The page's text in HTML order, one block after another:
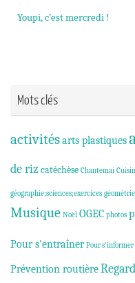
Youpi, c’est mercredi !
Mots clés
activitésarts plastiques
de riz catéchèse Chantemai
géographie;sciences;exercices géométrie
Musique Noël OGEC photos
Pour s'entraîner Pour s'informer
Prévention routière